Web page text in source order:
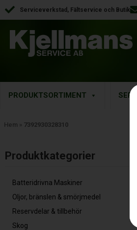
Serviceverkstad, Fältservice och Butik
PRODUKTSORTIMENT
Hem » 7392930328310
Produktkategorier​
Batteridrivna Maskiner
Oljor, bränslen & smörjmedel
Reservdelar & tillbehör
Skog